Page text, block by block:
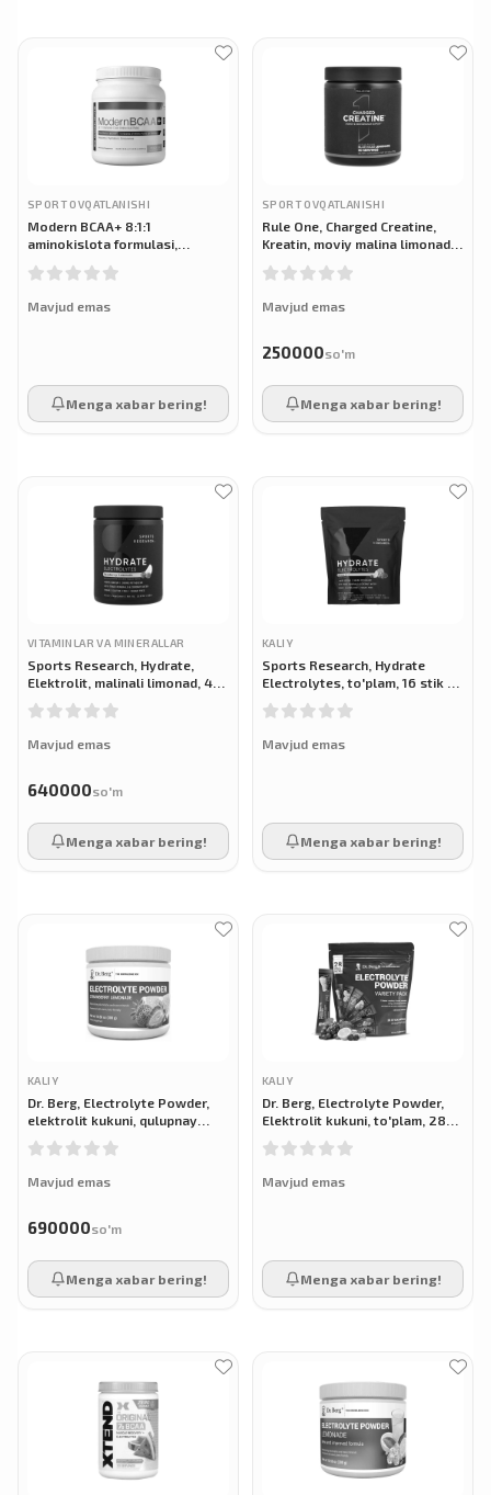
SPORT OVQATLANISHI
Modern BCAA+ 8:1:1
aminokislota formulasi,
Mavjud emas
Menga xabar bering!
SPORT OVQATLANISHI
Rule One, Charged Creatine,
Kreatin, moviy malina limonadi,
Mavjud emas
250000so'm
Menga xabar bering!
VITAMINLAR VA MINERALLAR
Sports Research, Hydrate,
Elektrolit, malinali limonad, 450
Mavjud emas
640000so'm
Menga xabar bering!
KALIY
Sports Research, Hydrate
Electrolytes, to'plam, 16 stik 5
Mavjud emas
Menga xabar bering!
KALIY
Dr. Berg, Electrolyte Powder,
elektrolit kukuni, qulupnay
limonadi, 300 g
Mavjud emas
690000so'm
Menga xabar bering!
KALIY
Dr. Berg, Electrolyte Powder,
Elektrolit kukuni, to'plam, 28
stik
Mavjud emas
Menga xabar bering!